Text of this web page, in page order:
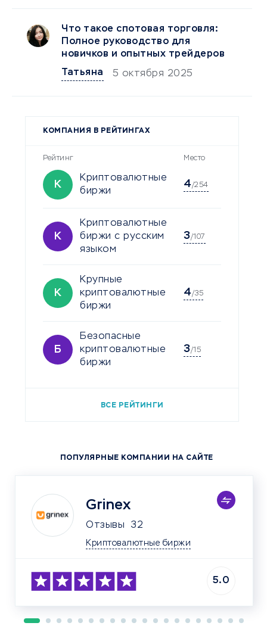
Что такое спотовая торговля:
Полное руководство для
новичков и опытных трейдеров
Татьяна
5 октября 2025
КОМПАНИЯ В РЕЙТИНГАХ
Рейтинг Место
К
Криптовалютные
биржи
4/254
К
Криптовалютные
биржи с русским
языком
3/107
К
Крупные
криптовалютные
биржи
4/35
Б
Безопасные
криптовалютные
биржи
3/15
ВСЕ РЕЙТИНГИ
ПОПУЛЯРНЫЕ КОМПАНИИ НА САЙТЕ
Grinex
Отзывы 32
Криптовалютные биржи
5.0